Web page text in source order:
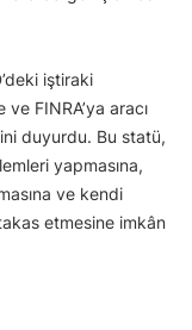
iştiraki
ve FINRA’ya aracı
duyurdu. Bu statü,
yapmasına,
ve kendi
etmesine imkân